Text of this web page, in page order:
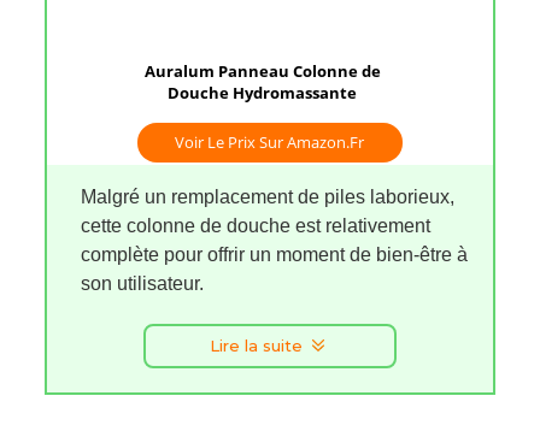
Auralum Panneau Colonne de
Douche Hydromassante
Voir Le Prix Sur Amazon.fr
Malgré un remplacement de piles laborieux,
cette colonne de douche est relativement
complète pour offrir un moment de bien-être à
son utilisateur.
Lire la suite